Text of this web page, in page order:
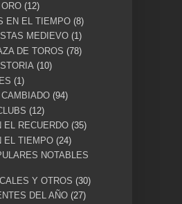
DE NUESTRA
(12)
EN EL TIEMPO (8)
MEDIEVO (1)
DE TOROS (78)
(10)
(1)
(94)
(12)
RECUERDO (35)
EL TIEMPO (24)
NOTABLES
Y OTROS (30)
DEL AÑO (27)